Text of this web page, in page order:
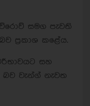
සමග පැවති
ප්‍රකාශ කළේය.
සහ
වැන්ග් නැවත